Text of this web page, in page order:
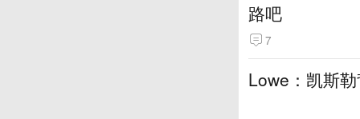
路吧
7
Lowe：凯斯